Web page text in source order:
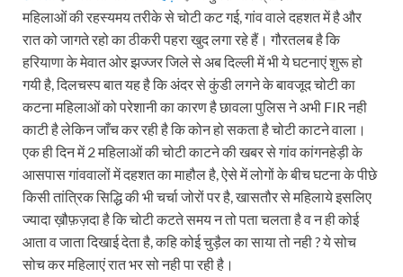
महिलाओं की रहस्यमय तरीके से चोटी कट गई, गांव वाले दहशत में है और
रात को जागते रहो का ठीकरी पहरा खुद लगा रहे हैं। गौरतलब है कि
हरियाणा के मेवात ओर झज्जर जिले से अब दिल्ली में भी ये घटनाएं शुरू हो
गयी है, दिलचस्प बात यह है कि अंदर से कुंडी लगने के बावजूद चोटी का
कटना महिलाओं को परेशानी का कारण है छावला पुलिस ने अभी FIR नही
काटी है लेकिन जाँच कर रही है कि कोन हो सकता है चोटी काटने वाला।
एक ही दिन में 2 महिलाओं की चोटी काटने की खबर से गांव कांगनहेड़ी के
आसपास गांववालों में दहशत का माहौल है, ऐसे में लोगों के बीच घटना के पीछे
किसी तांत्रिक सिद्धि की भी चर्चा जोरों पर है, खासतौर से महिलाये इसलिए
ज्यादा ख़ौफ़ज़दा है कि चोटी कटते समय न तो पता चलता है व न ही कोई
आता व जाता दिखाई देता है, कहि कोई चुड़ैल का साया तो नही ? ये सोच
सोच कर महिलाएं रात भर सो नही पा रही है।